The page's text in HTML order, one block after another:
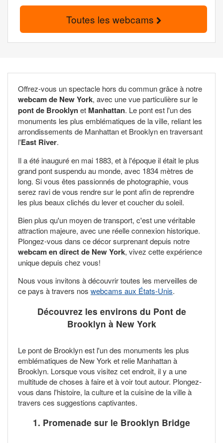
Toutes les webcams
Offrez-vous un spectacle hors du commun grâce à notre
webcam de New York, avec une vue particulière sur le
pont de Brooklynet Manhattan. Le pont est l'un des
monuments les plus emblématiques de la ville, reliant les
arrondissements de Manhattan et Brooklyn en traversant
l'East River.
Il a été inauguré en mai 1883, et à l'époque il était le plus
grand pont suspendu au monde, avec 1834 mètres de
long. Si vous êtes passionnés de photographie, vous
serez ravi de vous rendre sur le pont afin de reprendre
les plus beaux clichés du lever et coucher du soleil.
Bien plus qu'un moyen de transport, c'est une véritable
attraction majeure, avec une réelle connexion historique.
Plongez-vous dans ce décor surprenant depuis notre
webcam en direct de New York, vivez cette expérience
unique depuis chez vous!
Nous vous invitons à découvrir toutes les merveilles de
ce pays à travers nos webcams aux États-Unis.
Découvrez les environs du Pont de
Brooklyn à New York
Le pont de Brooklyn est l'un des monuments les plus
emblématiques de New York et relie Manhattan à
Brooklyn. Lorsque vous visitez cet endroit, il y a une
multitude de choses à faire et à voir tout autour. Plongez-
vous dans l'histoire, la culture et la cuisine de la ville à
travers ces suggestions captivantes.
1. Promenade sur le Brooklyn Bridge